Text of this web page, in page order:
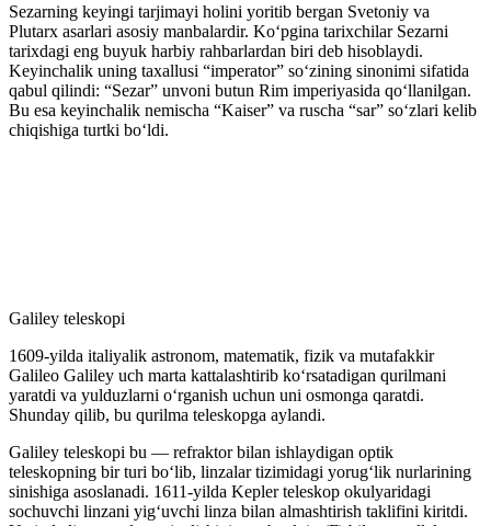
Sezarning keyingi tarjimayi holini yoritib bergan Svetoniy va
Plutarx asarlari asosiy manbalardir. Koʻpgina tarixchilar Sezarni
tarixdagi eng buyuk harbiy rahbarlardan biri deb hisoblaydi.
Keyinchalik uning taxallusi “imperator” soʻzining sinonimi sifatida
qabul qilindi: “Sezar” unvoni butun Rim imperiyasida qoʻllanilgan.
Bu esa keyinchalik nemischa “Kaiser” va ruscha “sar” soʻzlari kelib
chiqishiga turtki boʻldi.
Galiley teleskopi
1609-yilda italiyalik astronom, matematik, fizik va mutafakkir
Galileo Galiley uch marta kattalashtirib koʻrsatadigan qurilmani
yaratdi va yulduzlarni oʻrganish uchun uni osmonga qaratdi.
Shunday qilib, bu qurilma teleskopga aylandi.
Galiley teleskopi bu — refraktor bilan ishlaydigan optik
teleskopning bir turi boʻlib, linzalar tizimidagi yorugʻlik nurlarining
sinishiga asoslanadi. 1611-yilda Kepler teleskop okulyaridagi
sochuvchi linzani yigʻuvchi linza bilan almashtirish taklifini kiritdi.